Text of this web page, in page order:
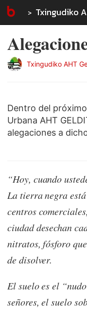
Txingudiko
Txingudiko AHT
Dentro del
Urbana AHT
alegaciones a
“Hoy, cuando
La tierra negra
centros
ciudad desechan
nitratos, fósforo
de disolver.
El suelo es el
señores, el suelo